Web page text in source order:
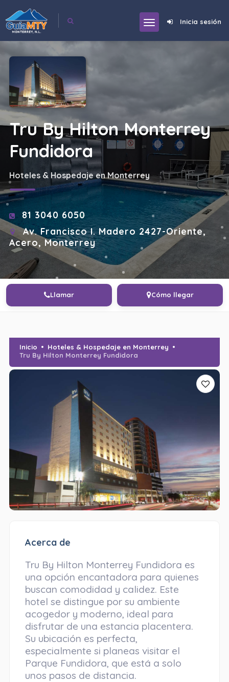
Inicia sesión
Tru By Hilton Monterrey
Fundidora
Hoteles & Hospedaje en Monterrey
81 3040 6050
Av. Francisco I. Madero 2427-Oriente,
Acero, Monterrey
Llamar Cómo llegar
Inicio
Hoteles & Hospedaje en Monterrey
Tru By Hilton Monterrey Fundidora
Acerca de
Tru By Hilton Monterrey Fundidora es
una opción encantadora para quienes
buscan comodidad y calidez. Este
hotel se distingue por su ambiente
acogedor y moderno, ideal para
disfrutar de una estancia placentera.
Su ubicación es perfecta,
especialmente si planeas visitar el
Parque Fundidora, que está a solo
unos pasos de distancia.